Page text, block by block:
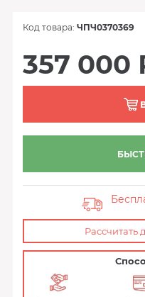
Код товара: ЧПЧ0370369
357 000
Рассчитать